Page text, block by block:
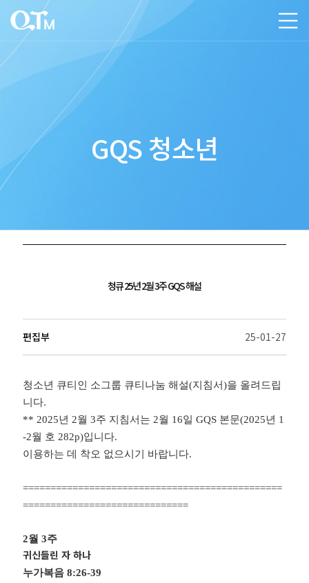
GQS 청소년
청큐 25년 2월 3주 GQS 해설
편집부 25-01-27
청소년 큐티인 소그룹 큐티나눔 해설(지침서)을 올려드립
니다.
** 2025년 2월 3주 지침서는 2월 16일 GQS 본문(2025년 1
-2월 호 282p)입니다.
이용하는 데 착오 없으시기 바랍니다.
===============================================
==============================
2월 3주
귀신들린 자 하나
누가복음 8:26-39